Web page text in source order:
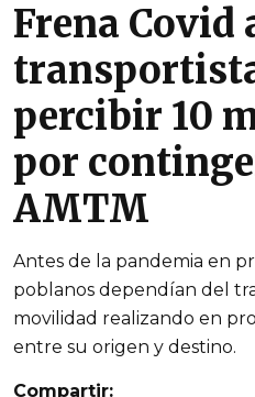
Frena Covid
percibir 10
por
AMTM
Antes de la pandemia en
poblanos dependían del
movilidad realizando en
entre su origen y destino.
Compartir: